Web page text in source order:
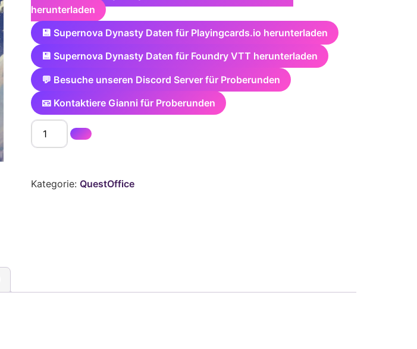
herunterladen
💾 Supernova Dynasty Daten für Playingcards.io herunterladen
💾 Supernova Dynasty Daten für Foundry VTT herunterladen
💬 Besuche unseren Discord Server für Proberunden
📧 Kontaktiere Gianni für Proberunden
Kategorie: QuestOffice